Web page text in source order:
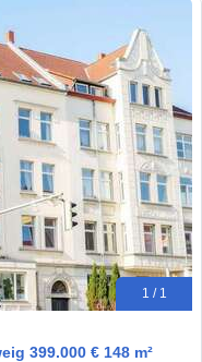
1 / 1
399.000 € 148 m²